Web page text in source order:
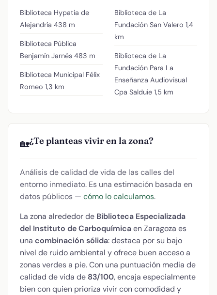
Biblioteca Hypatia de
Alejandría 438 m
Biblioteca Pública
Benjamín Jarnés 483 m
Biblioteca Municipal Félix
Romeo 1,3 km
Biblioteca de La
Fundación San Valero 1,4
km
Biblioteca de La
Fundación Para La
Enseñanza Audiovisual
Cpa Salduie 1,5 km
🏡¿Te planteas vivir en la zona?
Análisis de calidad de vida de las calles del
entorno inmediato. Es una estimación basada en
datos públicos — cómo lo calculamos.
La zona alrededor de Biblioteca Especializada
del Instituto de Carboquímicaen Zaragoza es
una combinación sólida: destaca por su bajo
nivel de ruido ambiental y ofrece buen acceso a
zonas verdes a pie. Con una puntuación media de
calidad de vida de 83/100, encaja especialmente
bien con quien prioriza vivir con comodidad y